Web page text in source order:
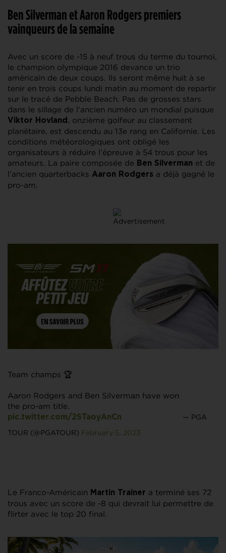
Ben Silverman et Aaron Rodgers premiers
vainqueurs de la semaine
Avec un score de -15 à neuf trous du terme du tournoi,
le champion olympique 2016 devance un trio
américain de deux coups. Ils seront même huit à se
tenir en trois coups lundi matin au moment de repartir
sur le tracé de Pebble Beach. Pas de grosses stars
dans le sillage de l’ancien numéro un mondial puisque
Viktor Hovland , onzième golfeur au classement
planétaire, est descendu au 13e rang en Californie. Les
conditions météorologiques ont obligé les
organisateurs à réduire l’épreuve à 54 trous pour les
amateurs. La paire composée de Ben Silverman et de
l’ancien quarterbacks Aaron Rodgers a déjà gagné le
pro-am.
Team champs 🏆
Aaron Rodgers and Ben Silverman have won
the pro-am title.
pic.twitter.com/2STaoyAnCn — PGA
TOUR (@PGATOUR) February 5, 2023
Le Franco-Américain Martin Trainer a terminé ses 72
trous avec un score de -8 qui devrait lui permettre de
flirter avec le top 20 final.